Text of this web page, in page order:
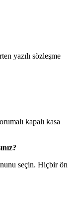
yazılı sözleşme
kapalı kasa
seçin. Hiçbir ön